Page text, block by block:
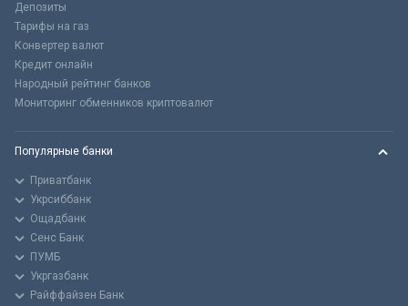
Депозиты
Тарифы на газ
Конвертер валют
Кредит онлайн
Народный рейтинг банков
Мониторинг обменников криптовалют
Популярные банки
Приватбанк
Укрсиббанк
Ощадбанк
Сенс Банк
ПУМБ
Укргазбанк
Райффайзен Банк